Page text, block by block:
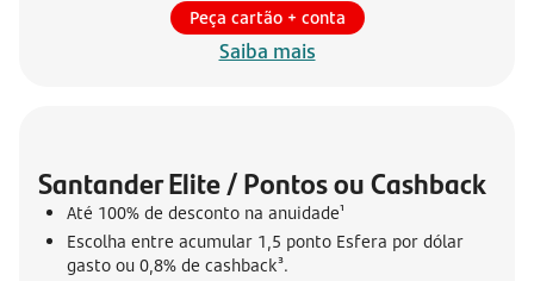
Peça cartão + conta
Saiba mais
Santander Elite / Pontos ou Cashback
Até 100% de desconto na anuidade¹
Escolha entre acumular 1,5 ponto Esfera por dólar
gasto ou 0,8% de cashback³.